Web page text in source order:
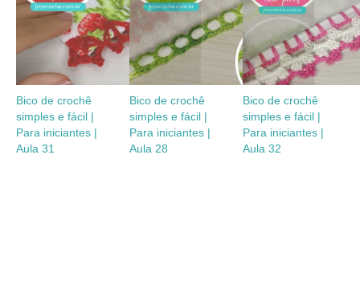
Bico de crochê
simples e fácil |
Para iniciantes |
Aula 31
Bico de crochê
simples e fácil |
Para iniciantes |
Aula 28
Bico de crochê
simples e fácil |
Para iniciantes |
Aula 32